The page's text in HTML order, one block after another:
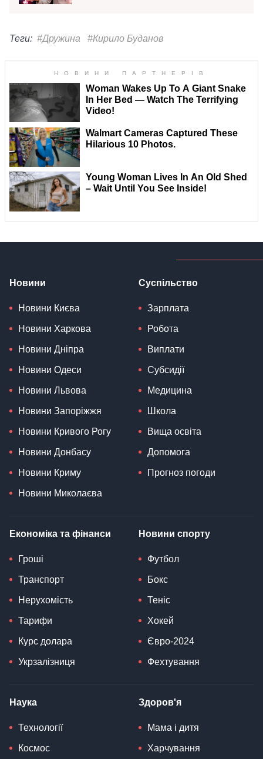
Теги: #Дружина #Кирило Буданов
Новини
Новини Києва
Новини Харкова
Новини Дніпра
Новини Одеси
Новини Львова
Новини Запоріжжя
Новини Кривого Рогу
Новини Донбасу
Новини Криму
Новини Миколаєва
Суспільство
Зарплата
Робота
Виплати
Субсидії
Медицина
Школа
Вища освіта
Допомога
Прогноз погоди
Економіка та фінанси
Гроші
Транспорт
Нерухомість
Тарифи
Курс долара
Укрзалізниця
Новини спорту
Футбол
Бокс
Теніс
Хокей
Євро-2024
Фехтування
Наука
Технології
Космос
Здоров'я
Мама і дитя
Харчування